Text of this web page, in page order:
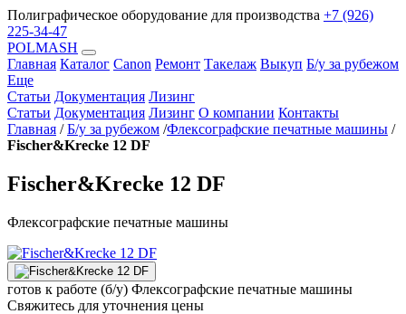
Полиграфическое оборудование для производства +7 (926)
225-34-47
POLMASH
Главная Каталог Canon Ремонт Такелаж Выкуп Б/у за рубежом
Еще
Статьи Документация Лизинг
Статьи Документация Лизинг О компании Контакты
Главная / Б/у за рубежом /Флексографские печатные машины /
Fischer&Krecke 12 DF
Fischer&Krecke 12 DF
Флексографские печатные машины
готов к работе (б/у) Флексографские печатные машины
Свяжитесь для уточнения цены